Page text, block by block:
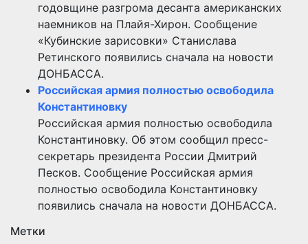
годовщине разгрома десанта американских
наемников на Плайя-Хирон. Сообщение
«Кубинские зарисовки» Станислава
Ретинского появились сначала на новости
ДОНБАССА.
Российская армия полностью освободила
Константиновку
Российская армия полностью освободила
Константиновку. Об этом сообщил пресс-
секретарь президента России Дмитрий
Песков. Сообщение Российская армия
полностью освободила Константиновку
появились сначала на новости ДОНБАССА.
Метки